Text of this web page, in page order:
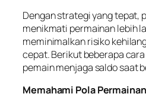
Dengan strategi yang tepat,
menikmati permainan lebih
meminimalkan risiko
cepat. Berikut beberapa
pemain menjaga saldo saat
Memahami Pola